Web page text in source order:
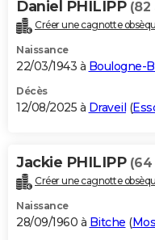
Daniel PHILIPP (82
Créer une cagnotte
Naissance
22/03/1943 à Boulogne-
Décès
12/08/2025 à Draveil (
Jackie PHILIPP (64
Créer une cagnotte
Naissance
28/09/1960 à Bitche (